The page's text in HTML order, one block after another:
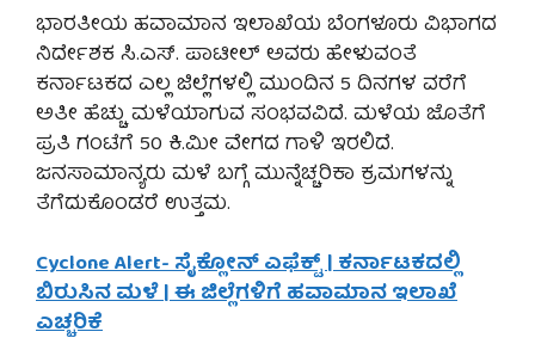
ಭಾರತೀಯ ಹವಾಮಾನ ಇಲಾಖೆಯ ಬೆಂಗಳೂರು ವಿಭಾಗದ
ನಿರ್ದೇಶಕ ಸಿ.ಎಸ್. ಪಾಟೀಲ್ ಅವರು ಹೇಳುವಂತೆ
ಕರ್ನಾಟಕದ ಎಲ್ಲ ಜಿಲ್ಲೆಗಳಲ್ಲಿ ಮುಂದಿನ 5 ದಿನಗಳ ವರೆಗೆ
ಅತೀ ಹೆಚ್ಚು ಮಳೆಯಾಗುವ ಸಂಭವವಿದೆ. ಮಳೆಯ ಜೊತೆಗೆ
ಪ್ರತಿ ಗಂಟೆಗೆ 50 ಕಿ.ಮೀ ವೇಗದ ಗಾಳಿ ಇರಲಿದೆ.
ಜನಸಾಮಾನ್ಯರು ಮಳೆ ಬಗ್ಗೆ ಮುನ್ನೆಚ್ಚರಿಕಾ ಕ್ರಮಗಳನ್ನು
ತೆಗೆದುಕೊಂಡರೆ ಉತ್ತಮ.
Cyclone Alert- ಸೈಕ್ಲೋನ್ ಎಫೆಕ್ಟ್ | ಕರ್ನಾಟಕದಲ್ಲಿ
ಬಿರುಸಿನ ಮಳೆ | ಈ ಜಿಲ್ಲೆಗಳಿಗೆ ಹವಾಮಾನ ಇಲಾಖೆ
ಎಚ್ಚರಿಕೆ